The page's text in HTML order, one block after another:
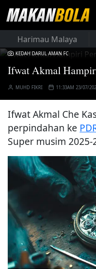
Harimau Malaya
KEDAH DARUL AMAN FC
Ifwat Akmal
MUHD FIKRI 11:33AM 23/07/
Ifwat Akmal Che
perpindahan ke
Super musim 2025-